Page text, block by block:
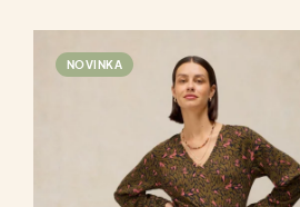
NOVINKA